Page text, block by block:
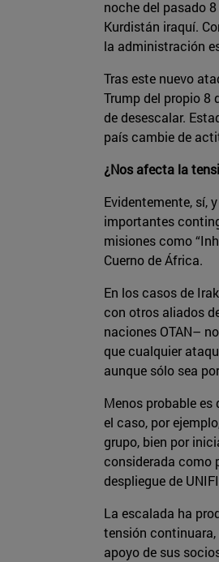
noche del pasado
Kurdistán iraquí.
la administración
Tras este nuevo
Trump del propio 8
de desescalar.
país cambie de
¿Nos afecta la
Evidentemente, sí,
importantes
misiones como
Cuerno de África.
En los casos de
con otros aliados
naciones OTAN–
que cualquier
aunque sólo sea
Menos probable
el caso, por
grupo, bien por
considerada como
despliegue de
La escalada ha
tensión
apoyo de sus